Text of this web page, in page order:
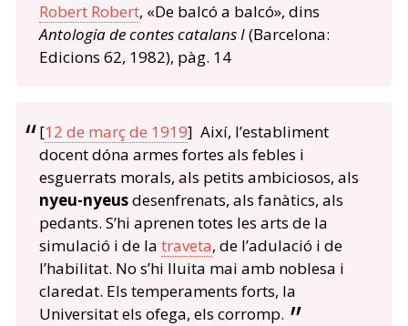
Robert Robert, «De balcó a balcó», dins
Antologia de contes catalans I(Barcelona:
Edicions 62, 1982), pàg. 14
[12 de març de 1919] Així, l’establiment
docent dóna armes fortes als febles i
esguerrats morals, als petits ambiciosos, als
nyeu-nyeusdesenfrenats, als fanàtics, als
pedants. S’hi aprenen totes les arts de la
simulació i de la traveta, de l’adulació i de
l’habilitat. No s’hi lluita mai amb noblesa i
claredat. Els temperaments forts, la
Universitat els ofega, els corromp.